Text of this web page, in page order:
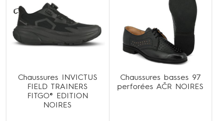
Chaussures INVICTUS
FIELD TRAINERS
FITGO® EDITION
NOIRES
Chaussures basses 97
perforées AČR NOIRES